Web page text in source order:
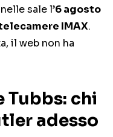
sale l’6 agosto
IMAX.
il web non ha
Tubbs: chi
adesso